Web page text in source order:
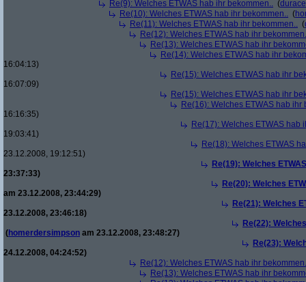
Re(9): Welches ETWAS hab ihr bekommen.. (
Re(10): Welches ETWAS hab ihr bekommen.. (
Re(11): Welches ETWAS hab ihr bekommen.. (
Re(12): Welches ETWAS hab ihr
Re(13): Welches ETWAS hab ihr
Re(14): Welches ETWAS hab ihr
16:04:13)
Re(15): Welches ETWAS hab ihr
16:07:09)
Re(15): Welches ETWAS hab ihr
Re(16): Welches ETWAS hab ihr
16:16:35)
Re(17): Welches ETWAS hab
19:03:41)
Re(18): Welches ETWAS
23.12.2008, 19:12:51)
Re(19): Welches
23:37:33)
Re(20): Welches
am 23.12.2008, 23:44:29)
Re(21): Welches
23.12.2008, 23:46:18)
Re(22):
(homerdersimpson am 23.12.2008, 23:48:27)
Re(23):
24.12.2008, 04:24:52)
Re(12): Welches ETWAS hab ihr
Re(13): Welches ETWAS hab ihr